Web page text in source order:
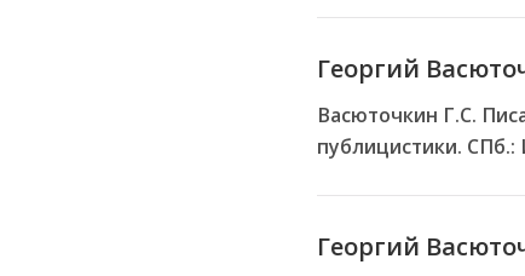
Георгий
Васюточкин Г.С.
публицистики. СПб.:
Георгий